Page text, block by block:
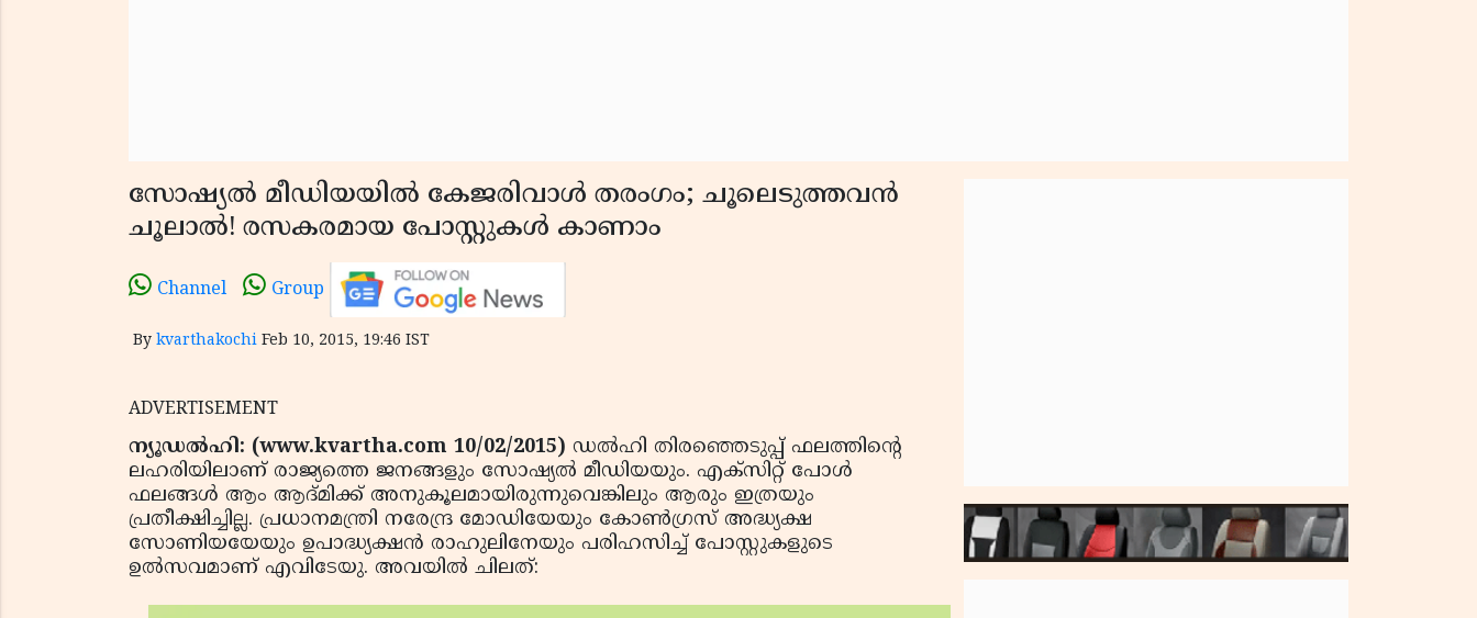
സോഷ്യല്‍ മീഡിയയില്‍ കേജരിവാള്‍ തരംഗം; ചൂലെടുത്തവന്‍
ചൂലാല്‍! രസകരമായ പോസ്റ്റുകള്‍ കാണാം
Channel Group
By kvarthakochi Feb 10, 2015, 19:46 IST
ADVERTISEMENT
ന്യൂഡല്‍ഹി: (www.kvartha.com 10/02/2015) ഡല്‍ഹി തിരഞ്ഞെടുപ്പ് ഫലത്തിന്റെ
ലഹരിയിലാണ് രാജ്യത്തെ ജനങ്ങളും സോഷ്യല്‍ മീഡിയയും. എക്‌സിറ്റ് പോള്‍
ഫലങ്ങള്‍ ആം ആദ്മിക്ക് അനുകൂലമായിരുന്നുവെങ്കിലും ആരും ഇത്രയും
പ്രതീക്ഷിച്ചില്ല. പ്രധാനമന്ത്രി നരേന്ദ്ര മോഡിയേയും കോണ്‍ഗ്രസ് അദ്ധ്യക്ഷ
സോണിയയേയും ഉപാദ്ധ്യക്ഷന്‍ രാഹുലിനേയും പരിഹസിച്ച് പോസ്റ്റുകളുടെ
ഉല്‍സവമാണ് എവിടേയു. അവയില്‍ ചിലത്: